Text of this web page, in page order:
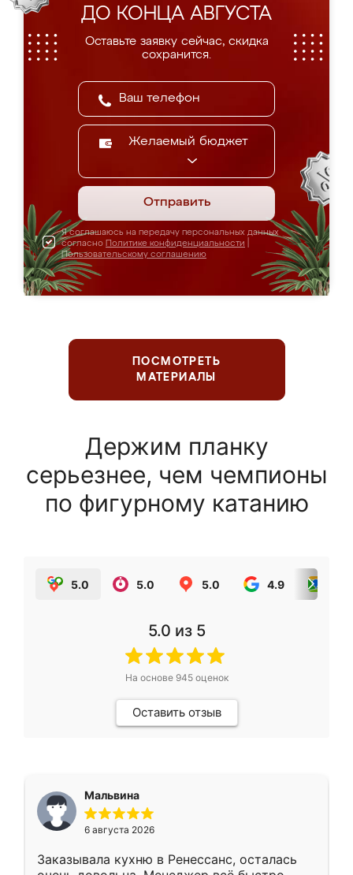
ДО КОНЦА АВГУСТА
Оставьте заявку сейчас, скидка
сохранится.
Желаемый бюджет
Отправить
Я соглашаюсь на передачу персональных данных
согласно Политике конфиденциальности
Пользовательскому соглашению
ПОСМОТРЕТЬ
МАТЕРИАЛЫ
Держим планку
серьезнее, чем чемпионы
по фигурному катанию
5.0 5.0 5.0 4.9
5.0 из 5
На основе 945оценок
Оставить отзыв
Мальвина
6 августа 2026
Заказывала кухню в Ренессанс, осталась